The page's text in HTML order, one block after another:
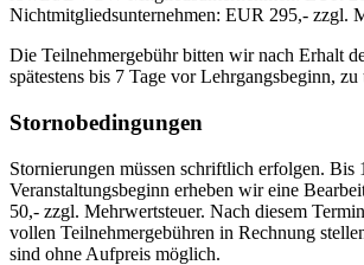
Nichtmitgliedsunternehmen: EUR 295,- zzgl.
Die Teilnehmergebühr bitten wir nach Erhalt
spätestens bis 7 Tage vor Lehrgangsbeginn, zu
Stornobedingungen
Stornierungen müssen schriftlich erfolgen. Bis
Veranstaltungsbeginn erheben wir eine
50,- zzgl. Mehrwertsteuer. Nach diesem
vollen Teilnehmergebühren in Rechnung
sind ohne Aufpreis möglich.